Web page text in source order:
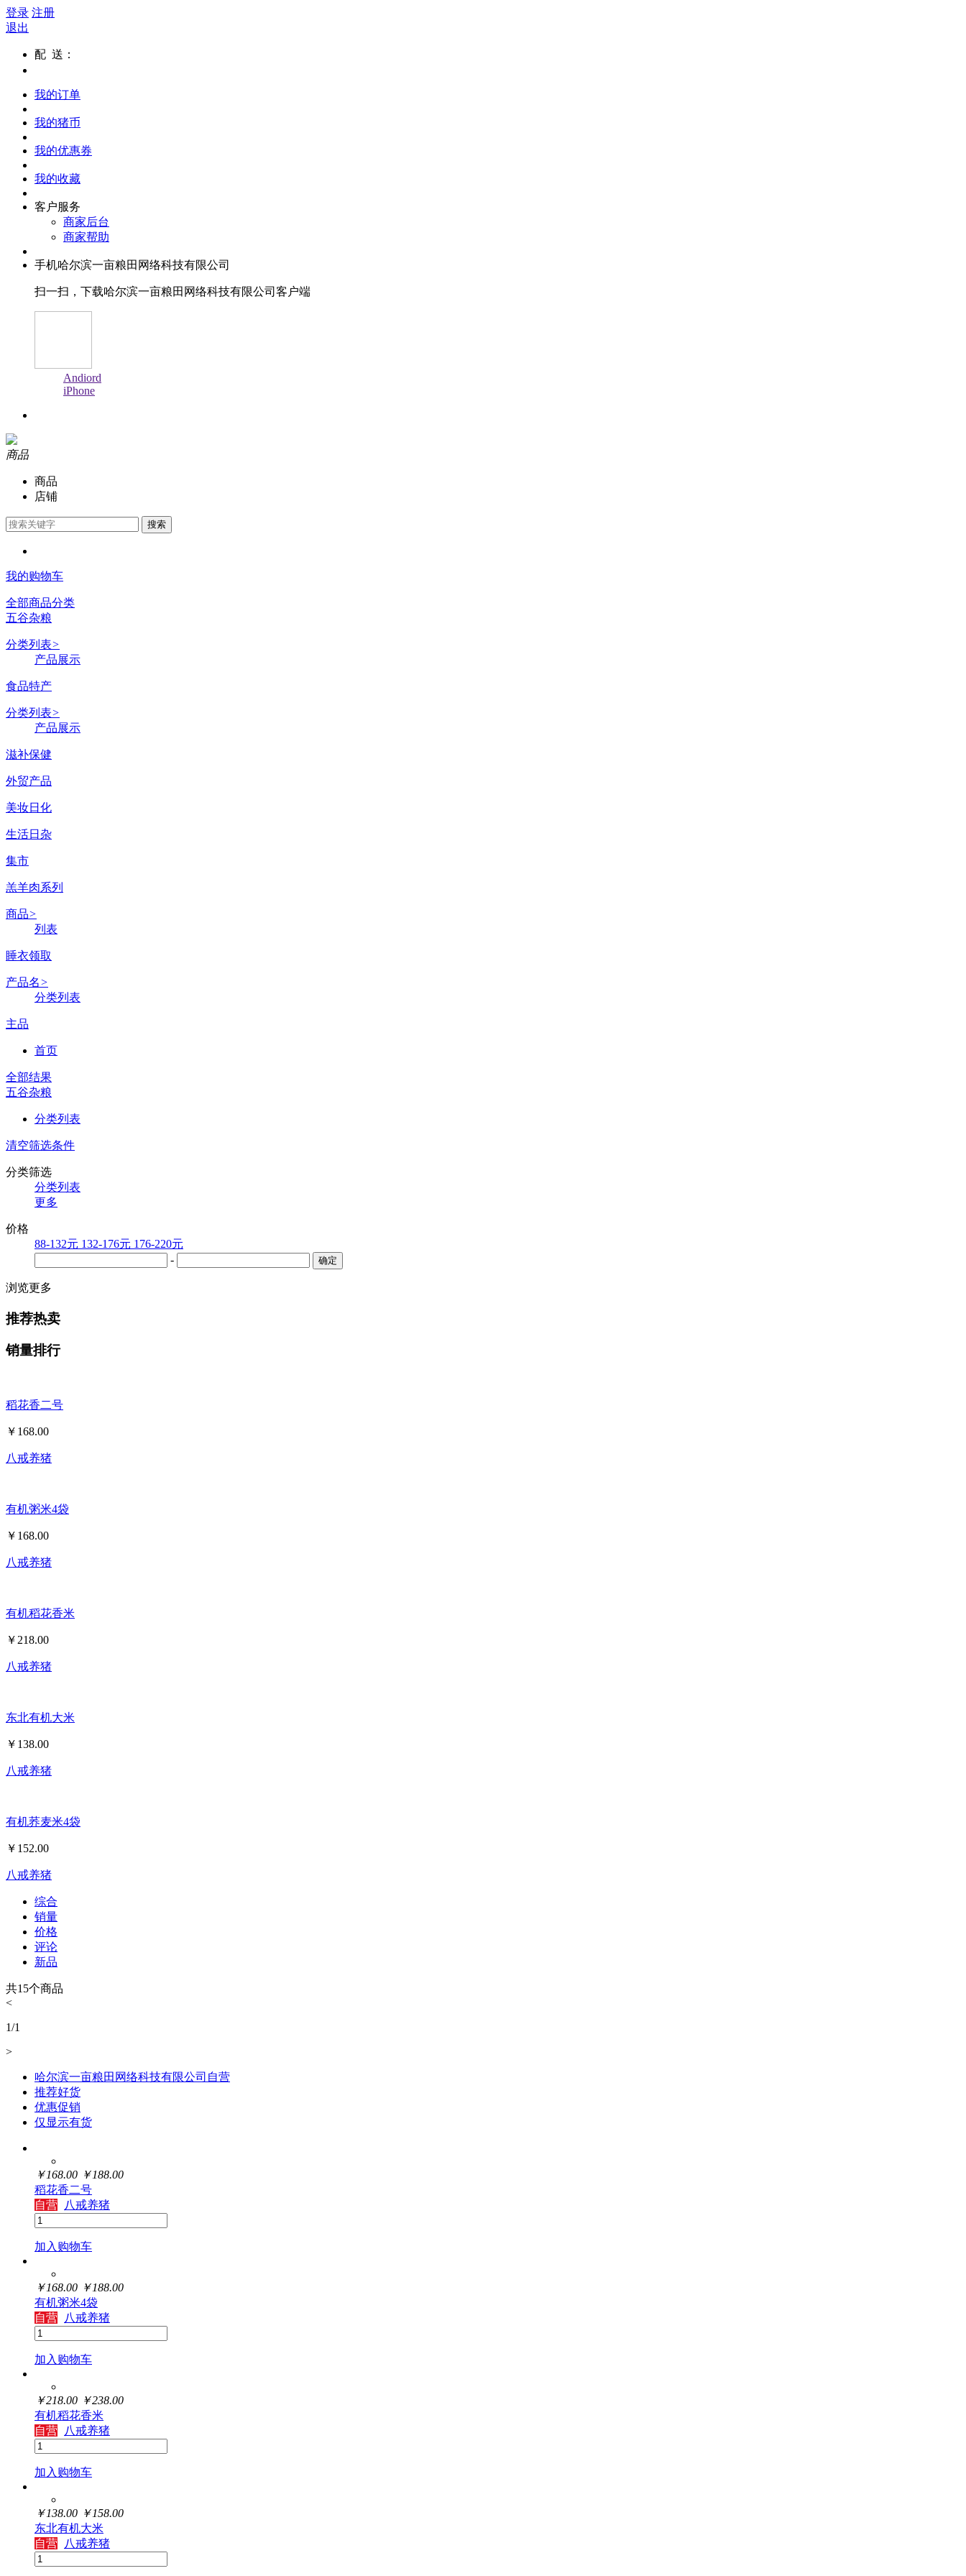
登录 注册
退出
配 送：
我的订单
我的猪币
我的优惠券
我的收藏
客户服务
商家后台
商家帮助
手机哈尔滨一亩粮田网络科技有限公司
扫一扫，下载哈尔滨一亩粮田网络科技有限公司客户端
Andiord
iPhone
商品
商品
店铺
搜索
我的购物车
全部商品分类
五谷杂粮
分类列表>
产品展示
食品特产
分类列表>
产品展示
滋补保健
外贸产品
美妆日化
生活日杂
集市
羔羊肉系列
商品>
列表
睡衣领取
产品名>
分类列表
主品
首页
全部结果
五谷杂粮
分类列表
清空筛选条件
分类筛选
分类列表
更多
价格
88-132元 132-176元 176-220元
-
浏览更多
推荐热卖
销量排行
稻花香二号
￥ 168.00
八戒养猪
有机粥米4袋
￥ 168.00
八戒养猪
有机稻花香米
￥ 218.00
八戒养猪
东北有机大米
￥ 138.00
八戒养猪
有机荞麦米4袋
￥ 152.00
八戒养猪
综合
销量
价格
评论
新品
共15个商品
<
1/1
>
哈尔滨一亩粮田网络科技有限公司自营
推荐好货
优惠促销
仅显示有货
￥168.00 ￥188.00
稻花香二号
自营
八戒养猪
加入购物车
￥168.00 ￥188.00
有机粥米4袋
自营
八戒养猪
加入购物车
￥218.00 ￥238.00
有机稻花香米
自营
八戒养猪
加入购物车
￥138.00 ￥158.00
东北有机大米
自营
八戒养猪